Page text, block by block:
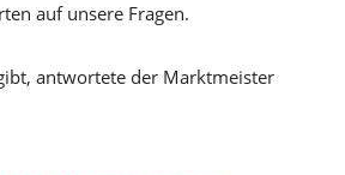
auf unsere Fragen.
antwortete der Marktmeister